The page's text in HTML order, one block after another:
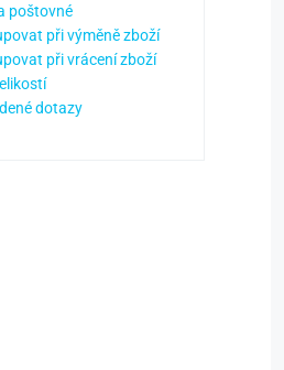
poštovné
při výměně zboží
při vrácení zboží
dotazy